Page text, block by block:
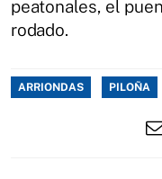
peatonales, el
rodado.
ARRIONDAS PILOÑA